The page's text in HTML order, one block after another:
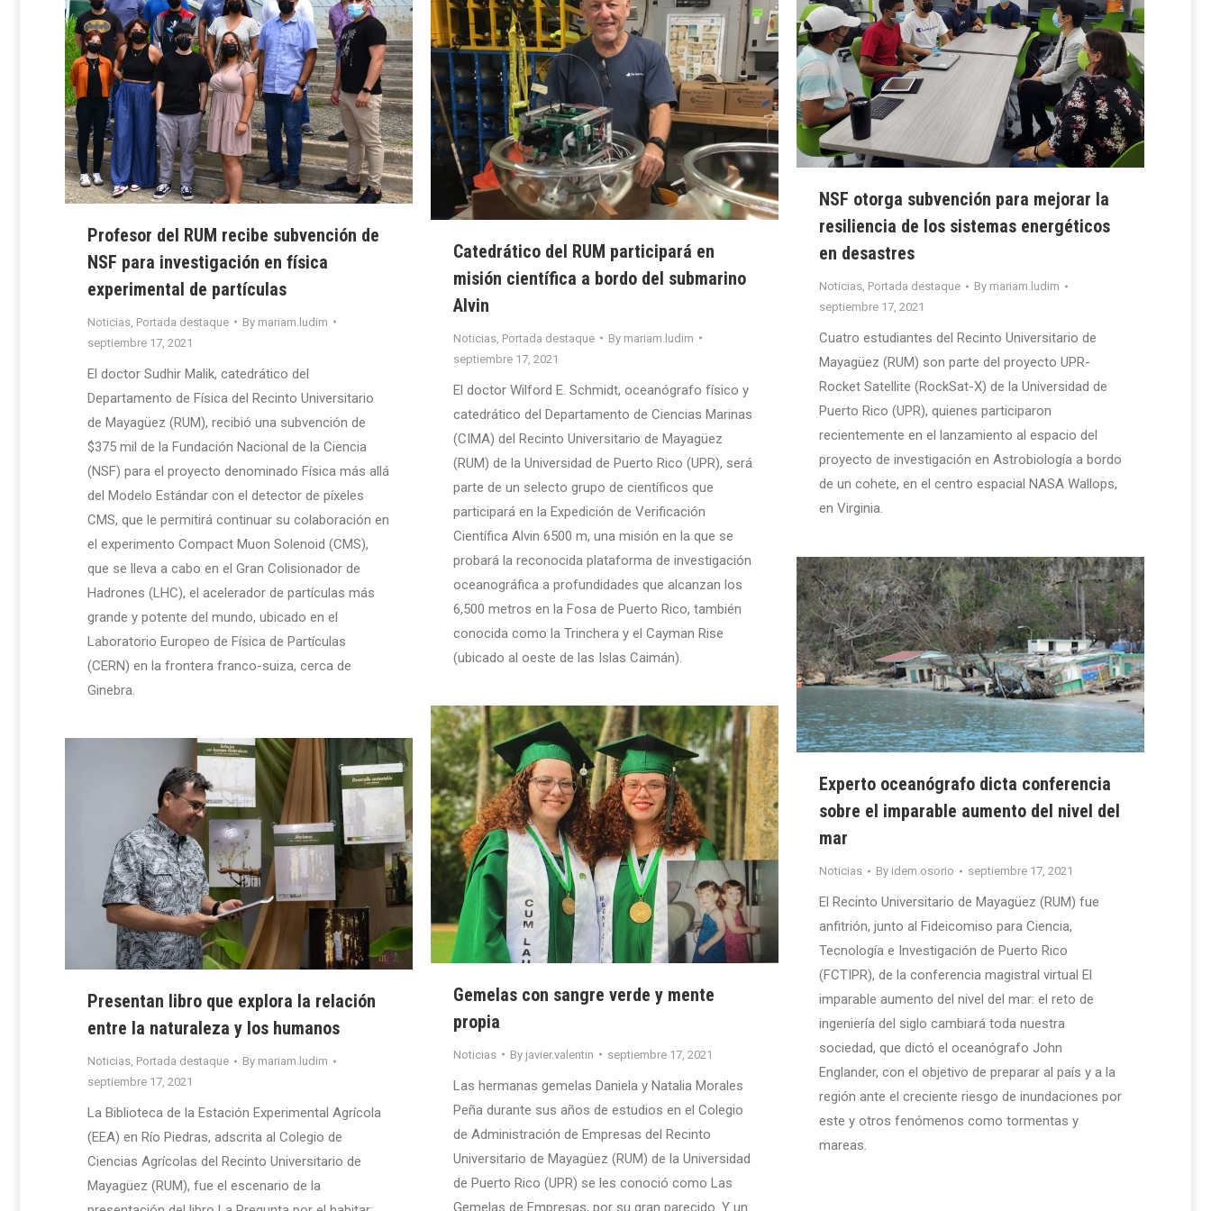
Profesor del RUM recibe subvención de
NSF para investigación en física
experimental de partículas
Noticias Portada destaque By mariam.ludim
septiembre 17, 2021
El doctor Sudhir Malik, catedrático del
Departamento de Física del Recinto Universitario
de Mayagüez (RUM), recibió una subvención de
$375 mil de la Fundación Nacional de la Ciencia
(NSF) para el proyecto denominado Física más allá
del Modelo Estándar con el detector de píxeles
CMS, que le permitirá continuar su colaboración en
el experimento Compact Muon Solenoid (CMS),
que se lleva a cabo en el Gran Colisionador de
Hadrones (LHC), el acelerador de partículas más
grande y potente del mundo, ubicado en el
Laboratorio Europeo de Física de Partículas
(CERN) en la frontera franco-suiza, cerca de
Ginebra.
Catedrático del RUM participará en
misión científica a bordo del submarino
Alvin
Noticias Portada destaque By mariam.ludim
septiembre 17, 2021
El doctor Wilford E. Schmidt, oceanógrafo físico y
catedrático del Departamento de Ciencias Marinas
(CIMA) del Recinto Universitario de Mayagüez
(RUM) de la Universidad de Puerto Rico (UPR), será
parte de un selecto grupo de científicos que
participará en la Expedición de Verificación
Científica Alvin 6500 m, una misión en la que se
probará la reconocida plataforma de investigación
oceanográfica a profundidades que alcanzan los
6,500 metros en la Fosa de Puerto Rico, también
conocida como la Trinchera y el Cayman Rise
(ubicado al oeste de las Islas Caimán).
NSF otorga subvención para mejorar la
resiliencia de los sistemas energéticos
en desastres
Noticias, Portada destaque By mariam.ludim
septiembre 17, 2021
Cuatro estudiantes del Recinto Universitario de
Mayagüez (RUM) son parte del proyecto UPR-
Rocket Satellite (RockSat-X) de la Universidad de
Puerto Rico (UPR), quienes participaron
recientemente en el lanzamiento al espacio del
proyecto de investigación en Astrobiología a bordo
de un cohete, en el centro espacial NASA Wallops,
en Virginia.
Experto oceanógrafo dicta conferencia
sobre el imparable aumento del nivel del
mar
Noticias By idem.osorio septiembre 17, 2021
El Recinto Universitario de Mayagüez (RUM) fue
anfitrión, junto al Fideicomiso para Ciencia,
Tecnología e Investigación de Puerto Rico
(FCTIPR), de la conferencia magistral virtual El
imparable aumento del nivel del mar: el reto de
ingeniería del siglo cambiará toda nuestra
sociedad, que dictó el oceanógrafo John
Englander, con el objetivo de preparar al país y a la
región ante el creciente riesgo de inundaciones por
este y otros fenómenos como tormentas y
mareas.
Gemelas con sangre verde y mente
propia
Noticias By javier.valentin septiembre 17, 2021
Las hermanas gemelas Daniela y Natalia Morales
Peña durante sus años de estudios en el Colegio
de Administración de Empresas del Recinto
Universitario de Mayagüez (RUM) de la Universidad
de Puerto Rico (UPR) se les conoció como Las
Gemelas de Empresas, por su gran parecido. Y un
Presentan libro que explora la relación
entre la naturaleza y los humanos
Noticias, Portada destaque By mariam.ludim
septiembre 17, 2021
La Biblioteca de la Estación Experimental Agrícola
(EEA) en Río Piedras, adscrita al Colegio de
Ciencias Agrícolas del Recinto Universitario de
Mayagüez (RUM), fue el escenario de la